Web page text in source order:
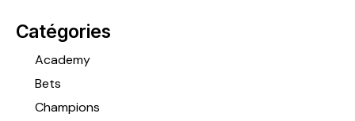
Catégories
Academy
Bets
Champions